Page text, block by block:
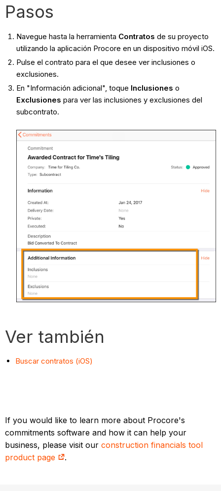
Pasos
Navegue hasta la herramienta Contratos de su proyecto
utilizando la aplicación Procore en un dispositivo móvil iOS.
Pulse el contrato para el que desee ver inclusiones o
exclusiones.
En "Información adicional", toque Inclusiones o
Exclusiones para ver las inclusiones y exclusiones del
subcontrato.
Ver también
Buscar contratos (iOS)
If you would like to learn more about Procore's
commitments software and how it can help your
business, please visit ourconstruction financials tool
product page
.